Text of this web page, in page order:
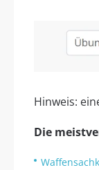
Hinweis:
Die